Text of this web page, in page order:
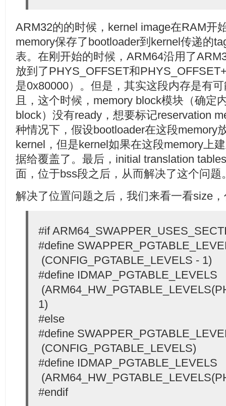
ARM32的的时候，kernel image在RAM开
memory保存了bootloader到kernel传递的
表。在刚开始的时候，ARM64沿用了
放到了PHYS_OFFSET和
是0x80000）。但是，其实这段内存是有
且，这个时候，memory block模块（确定
block）没有ready，想要标记reservation
种情况下，假设bootloader在这段memory
kernel，但是kernel如果在这段memory上
据给覆盖了。最后，initial translation
面，位于bss段之后，从而解决了这个问题
解决了位置问题之后，我们来看一看size
#if
#define
(CONFIG_PGTABLE_LEVELS - 1)
#define IDMAP_PGTABLE_LEVELS
1)
#else
#define
(CONFIG_PGTABLE_LEVELS)
#define IDMAP_PGTABLE_LEVELS
#endif